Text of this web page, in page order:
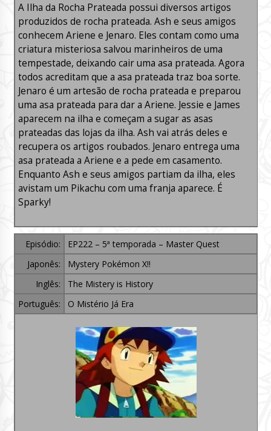
A Ilha da Rocha Prateada possui diversos artigos
produzidos de rocha prateada. Ash e seus amigos
conhecem Ariene e Jenaro. Eles contam como uma
criatura misteriosa salvou marinheiros de uma
tempestade, deixando cair uma asa prateada. Agora
todos acreditam que a asa prateada traz boa sorte.
Jenaro é um artesão de rocha prateada e preparou
uma asa prateada para dar a Ariene. Jessie e James
aparecem na ilha e começam a sugar as asas
prateadas das lojas da ilha. Ash vai atrás deles e
recupera os artigos roubados. Jenaro entrega uma
asa prateada a Ariene e a pede em casamento.
Enquanto Ash e seus amigos partiam da ilha, eles
avistam um Pikachu com uma franja aparece. É
Sparky!
Episódio:
EP222 – 5ª temporada – Master Quest
Japonês:
Mystery Pokémon X!!
Inglês:
The Mistery is History
Português:
O Mistério Já Era